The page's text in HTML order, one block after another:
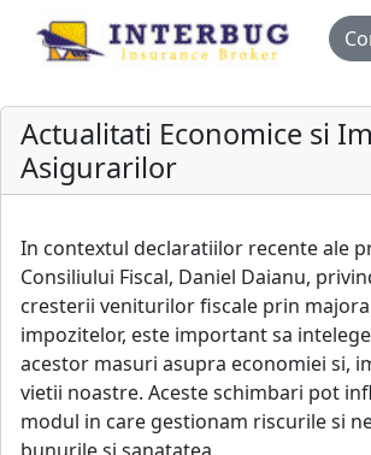
Actualitati Economice si
Asigurarilor
In contextul declaratiilor recente ale
Consiliului Fiscal, Daniel Daianu,
cresterii veniturilor fiscale prin
impozitelor, este important sa
acestor masuri asupra economiei si,
vietii noastre. Aceste schimbari pot
modul in care gestionam riscurile si